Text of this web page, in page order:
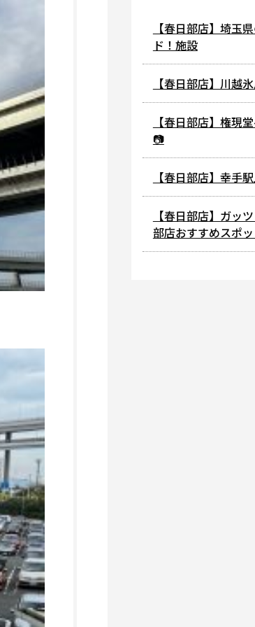
【春日部店】埼玉
ド！施設
【春日部店】川越
【春日部店】権現
📷
【春日部店】幸手
【春日部店】ガッ
部店おすすめスポ